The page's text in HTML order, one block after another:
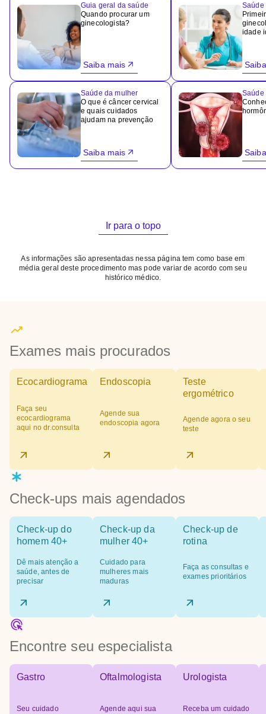
Guia geral da saúde
Quando procurar um
ginecologista?
Saiba mais
Saúde da mulher
O que é câncer cervical
e quais cuidados
ajudam na prevenção
Saiba mais
Saúde
idade
Saúde
Ir para o topo
As informações são apresentadas nessa página tem como base em
média geral deste procedimento mas pode variar de acordo com seu
histórico médico.
Exames mais procurados
Ecocardiograma
Faça seu
ecocardiograma
aqui no dr.consulta
Endoscopia
Agende sua
endoscopia agora
Teste
ergométrico
Agende agora o seu
teste
Check-ups mais agendados
Check-up do
homem 40+
Dê mais atenção a
saúde, antes de
precisar
Check-up da
mulher 40+
Cuidado para
mulheres mais
maduras
Check-up de
rotina
Faça as consultas e
exames prioritários
Encontre seu especialista
Gastro
Seu cuidado
Oftalmologista
Agende aqui sua
Urologista
Receba um cuidado